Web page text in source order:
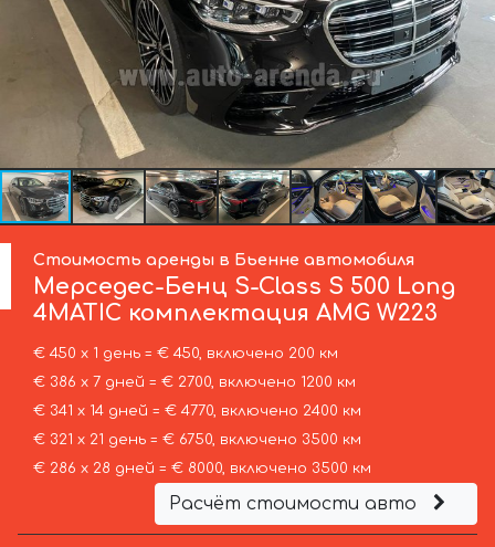
Стоимость аренды в Бьенне автомобиля
Мерседес-Бенц S-Class S 500 Long
4MATIC комплектация AMG W223
€ 450 х 1 день = € 450, включено 200 км
€ 386 х 7 дней = € 2700, включено 1200 км
€ 341 х 14 дней = € 4770, включено 2400 км
€ 321 х 21 день = € 6750, включено 3500 км
€ 286 х 28 дней = € 8000, включено 3500 км
Расчёт стоимости авто